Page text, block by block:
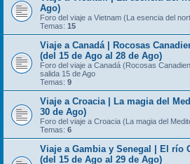
Ago)
Foro del viaje a Vietnam (La esencia del
Temas: 15
Viaje a Canadá | Rocosas
(del 15 de Ago al 28 de Ago)
Foro del viaje a Canadá (Rocosas
salida 15 de Ago
Temas: 9
Viaje a Croacia | La magia del
30 de Ago)
Foro del viaje a Croacia (La magia del
Temas: 6
Viaje a Gambia y Senegal | El río
(del 15 de Ago al 29 de Ago)